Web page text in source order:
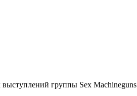
группы Sex Machineguns